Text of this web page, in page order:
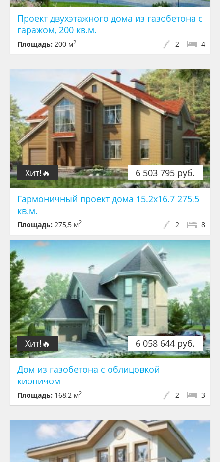
Проект двухэтажного дома из газобетона с
гаражом, 200 кв.м.
Площадь: 200 м2 4
2
6 503 795 руб.
Хит!🔥
Гармоничный проект дома 15.2x16.7 275.5
кв.м.
Площадь: 275,5 м2 8
2
6 058 644 руб.
Хит!🔥
Дом из газобетона с облицовкой
кирпичом
Площадь: 168,2 м2 3
2